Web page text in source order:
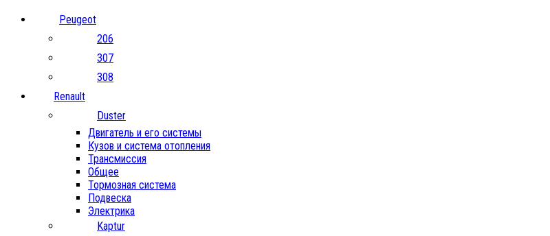
Peugeot
206
307
308
Renault
Duster
Двигатель и его системы
Кузов и система отопления
Трансмиссия
Общее
Тормозная система
Подвеска
Электрика
Kaptur